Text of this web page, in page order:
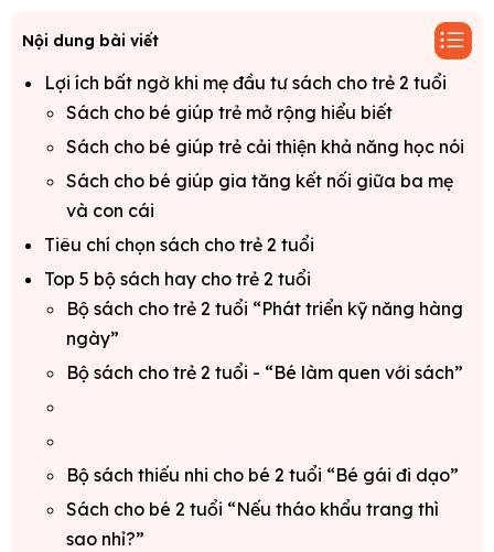
Nội dung bài viết
Lợi ích bất ngờ khi mẹ đầu tư sách cho trẻ 2 tuổi
Sách cho bé giúp trẻ mở rộng hiểu biết
Sách cho bé giúp trẻ cải thiện khả năng học nói
Sách cho bé giúp gia tăng kết nối giữa ba mẹ
và con cái
Tiêu chí chọn sách cho trẻ 2 tuổi
Top 5 bộ sách hay cho trẻ 2 tuổi
Bộ sách cho trẻ 2 tuổi “Phát triển kỹ năng hàng
ngày”
Bộ sách cho trẻ 2 tuổi - “Bé làm quen với sách”
Bộ sách thiếu nhi cho bé 2 tuổi “Bé gái đi dạo”
Sách cho bé 2 tuổi “Nếu tháo khẩu trang thì
sao nhỉ?”